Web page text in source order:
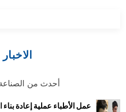
الاخبار
أحدث من
عمل الأطباء عملية إعادة